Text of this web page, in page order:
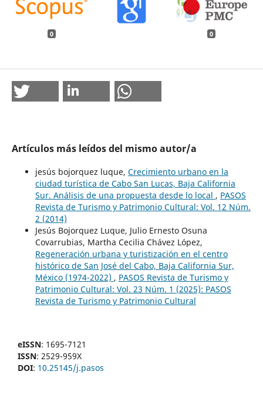
0 0
Artículos más leídos del mismo autor/a
jesús bojorquez luque, Crecimiento urbano en la
ciudad turística de Cabo San Lucas, Baja California
Sur. Análisis de una propuesta desde lo local , PASOS
Revista de Turismo y Patrimonio Cultural: Vol. 12 Núm.
2 (2014)
Jesús Bojorquez Luque, Julio Ernesto Osuna
Covarrubias, Martha Cecilia Chávez López,
Regeneración urbana y turistización en el centro
histórico de San José del Cabo, Baja California Sur,
México (1974-2022) , PASOS Revista de Turismo y
Patrimonio Cultural: Vol. 23 Núm. 1 (2025): PASOS
Revista de Turismo y Patrimonio Cultural
eISSN: 1695-7121
ISSN: 2529-959X
DOI: 10.25145/j.pasos